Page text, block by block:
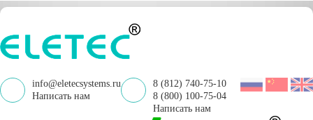
info@eletecsystems.ru
Написать нам
8 (812) 740-75-10
8 (800) 100-75-04
Написать нам